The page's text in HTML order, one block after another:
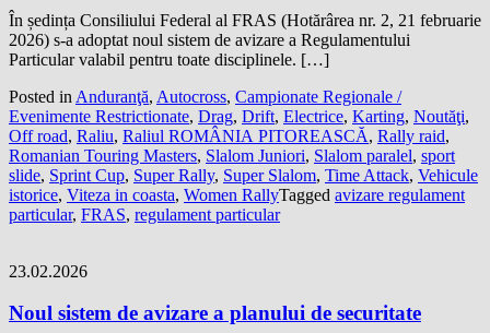
În ședința Consiliului Federal al FRAS (Hotărârea nr. 2, 21 februarie
2026) s-a adoptat noul sistem de avizare a Regulamentului
Particular valabil pentru toate disciplinele. […]
Posted in Anduranţă, Autocross, Campionate Regionale /
Evenimente Restrictionate, Drag, Drift, Electrice, Karting, Noutăţi,
Off road, Raliu, Raliul ROMÂNIA PITOREASCĂ, Rally raid,
Romanian Touring Masters, Slalom Juniori, Slalom paralel, sport
slide, Sprint Cup, Super Rally, Super Slalom, Time Attack, Vehicule
istorice, Viteza in coasta, Women RallyTagged avizare regulament
particular, FRAS, regulament particular
23.02.2026
Noul sistem de avizare a planului de securitate